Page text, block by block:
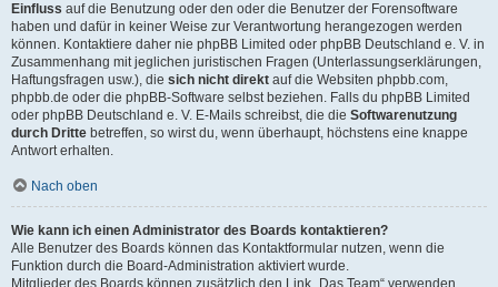
Einfluss auf die Benutzung oder den oder die Benutzer der Forensoftware
haben und dafür in keiner Weise zur Verantwortung herangezogen werden
können. Kontaktiere daher nie phpBB Limited oder phpBB Deutschland e. V. in
Zusammenhang mit jeglichen juristischen Fragen (Unterlassungserklärungen,
Haftungsfragen usw.), die sich nicht direkt auf die Websiten phpbb.com,
phpbb.de oder die phpBB-Software selbst beziehen. Falls du phpBB Limited
oder phpBB Deutschland e. V. E-Mails schreibst, die die Softwarenutzung
durch Dritte betreffen, so wirst du, wenn überhaupt, höchstens eine knappe
Antwort erhalten.
Nach oben
Wie kann ich einen Administrator des Boards kontaktieren?
Alle Benutzer des Boards können das Kontaktformular nutzen, wenn die
Funktion durch die Board-Administration aktiviert wurde.
Mitglieder des Boards können zusätzlich den Link „Das Team“ verwenden.